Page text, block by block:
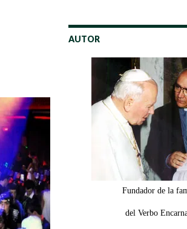
AUTOR
Fundador de la
del Verbo